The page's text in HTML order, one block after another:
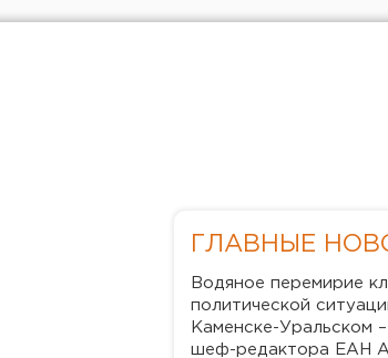
ГЛАВНЫЕ
Водяное перемирие
политической
Каменске-Уральском
шеф-редактора ЕАН